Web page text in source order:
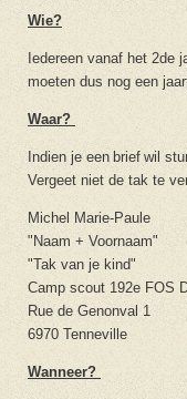
Wie?
Iedereen vanaf het 2de
moeten dus nog een
Waar?
Indien je een brief wil
Vergeet niet de tak te
Michel Marie-Paule
"Naam + Voornaam"
"Tak van je kind"
Camp scout 192e FOS
Rue de Genonval 1
6970 Tenneville
Wanneer?